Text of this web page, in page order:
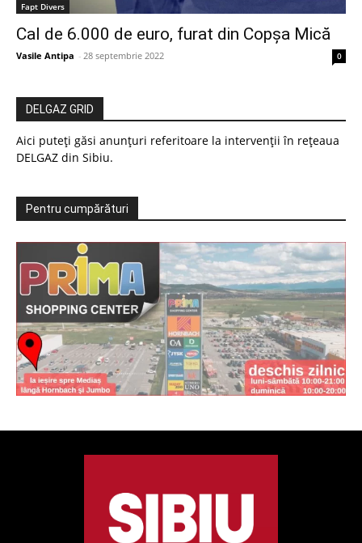
Fapt Divers
Cal de 6.000 de euro, furat din Copșa Mică
Vasile Antipa - 28 septembrie 2022 0
DELGAZ GRID
Aici puteți găsi anunțuri referitoare la intervenții în rețeaua
DELGAZ din Sibiu.
Pentru cumpărături